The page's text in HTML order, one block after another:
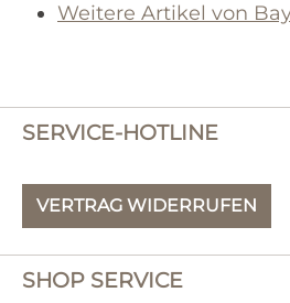
Weitere Artikel von
SERVICE-HOTLINE
VERTRAG WIDERRUFEN
SHOP SERVICE